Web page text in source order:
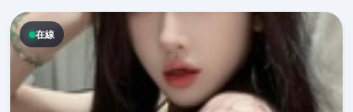
在線